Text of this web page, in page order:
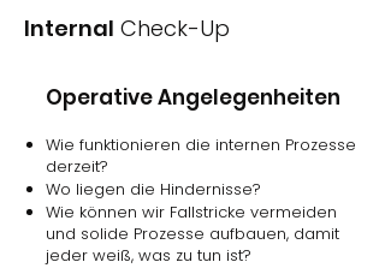
Internal Check-Up
Operative Angelegenheiten
Wie funktionieren die internen Prozesse
derzeit?
Wo liegen die Hindernisse?
Wie können wir Fallstricke vermeiden
und solide Prozesse aufbauen, damit
jeder weiß, was zu tun ist?